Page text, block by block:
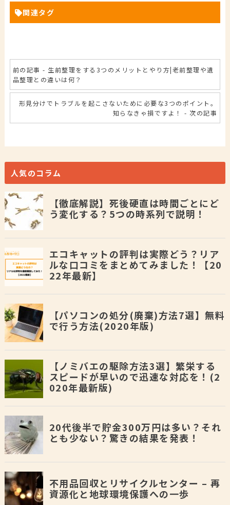
関連タグ
前の記事 - 生前整理をする3つのメリットとやり方|老前整理や遺
品整理との違いは何？
形見分けでトラブルを起こさないために必要な3つのポイント。
知らなきゃ損ですよ！ - 次の記事
人気のコラム